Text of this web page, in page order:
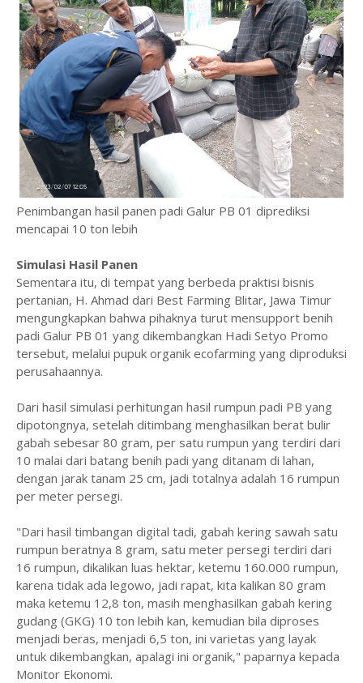
Penimbangan hasil panen padi Galur PB 01 diprediksi
mencapai 10 ton lebih
Simulasi Hasil Panen
Sementara itu, di tempat yang berbeda praktisi bisnis
pertanian, H. Ahmad dari Best Farming Blitar, Jawa Timur
mengungkapkan bahwa pihaknya turut mensupport benih
padi Galur PB 01 yang dikembangkan Hadi Setyo Promo
tersebut, melalui pupuk organik ecofarming yang diproduksi
perusahaannya.
Dari hasil simulasi perhitungan hasil rumpun padi PB yang
dipotongnya, setelah ditimbang menghasilkan berat bulir
gabah sebesar 80 gram, per satu rumpun yang terdiri dari
10 malai dari batang benih padi yang ditanam di lahan,
dengan jarak tanam 25 cm, jadi totalnya adalah 16 rumpun
per meter persegi.
"Dari hasil timbangan digital tadi, gabah kering sawah satu
rumpun beratnya 8 gram, satu meter persegi terdiri dari
16 rumpun, dikalikan luas hektar, ketemu 160.000 rumpun,
karena tidak ada legowo, jadi rapat, kita kalikan 80 gram
maka ketemu 12,8 ton, masih menghasilkan gabah kering
gudang (GKG) 10 ton lebih kan, kemudian bila diproses
menjadi beras, menjadi 6,5 ton, ini varietas yang layak
untuk dikembangkan, apalagi ini organik," paparnya kepada
Monitor Ekonomi.